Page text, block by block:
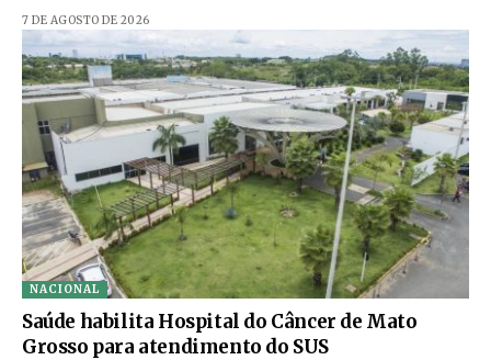
7 DE AGOSTO DE 2026
NACIONAL
Saúde habilita Hospital do Câncer de Mato
Grosso para atendimento do SUS